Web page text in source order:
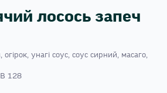
лосось запеч
унагі соус, соус сирний, масаго,
128